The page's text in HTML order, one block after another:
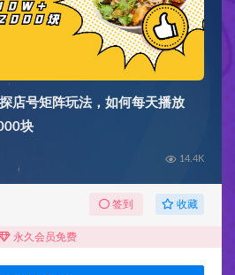
店号矩阵玩法，如何每天播放
块
14.4K
签到 收藏
永久会员免费